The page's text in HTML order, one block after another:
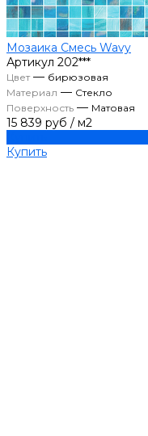
Мозаика Смесь Wavy
Артикул 202***
Цвет— бирюзовая
Материал — Стекло
Поверхность — Матовая
15 839 руб / м2
Купить